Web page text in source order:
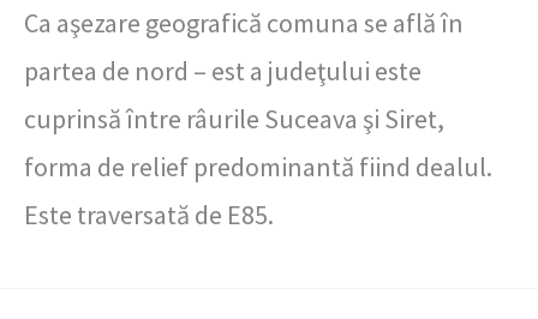
Ca aşezare geografică comuna se află în
partea de nord – est a judeţului este
cuprinsă între râurile Suceava şi Siret,
forma de relief predominantă fiind dealul.
Este traversată de E85.